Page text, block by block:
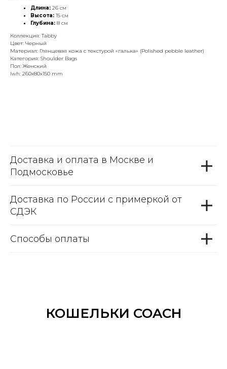
Длина: 26 см
Высота: 15 см
Глубина: 8 см
Коллекция: Tabby
Цвет: Черный
Материал: Глянцевая кожа с текстурой «галька» (Polished pebble leather)
Категория: Shoulder Bags
Пол: Женский
lwh: 260x80x150 mm
Доставка и оплата в Москве и
Подмосковье
Доставка по России с примеркой от
СДЭК
Способы оплаты
КОШЕЛЬКИ COACH